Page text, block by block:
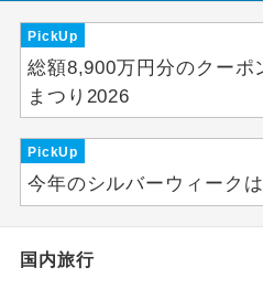
PickUp
総額8,900万円分のクーポ
まつり2026
PickUp
今年のシルバーウィークは
国内旅行